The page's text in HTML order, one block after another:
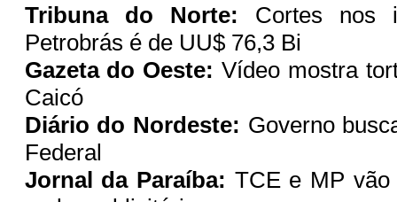
Tribuna do Norte: Cortes nos
Petrobrás é de UU$ 76,3 Bi
Gazeta do Oeste: Vídeo mostra
Caicó
Diário do Nordeste: Governo
Federal
Jornal da Paraíba: TCE e MP vão